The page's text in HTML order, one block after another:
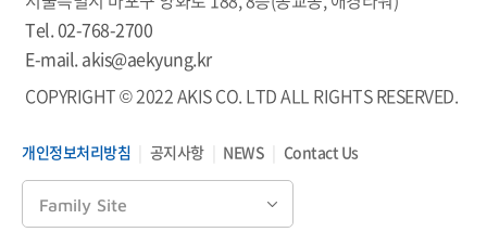
Tel.02-768-2700
E-mail. akis@aekyung.kr
COPYRIGHT © 2022 AKIS CO. LTD ALL RIGHTS RESERVED.
개인정보처리방침 공지사항 NEWS Contact Us